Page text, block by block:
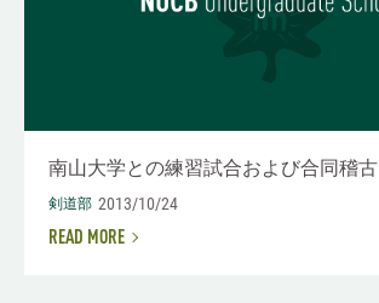
南山大学との練習試合および合同稽古
剣道部 2013/10/24
READ MORE